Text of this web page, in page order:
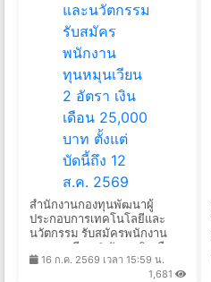
สำนักงานกองทุนพัฒนาผู้
ประกอบการเทคโนโลยีและ
นวัตกรรม รับสมัครพนักงาน
ทุนหมุนเวียน 2 อัตรา เงินเดือน
25,000 บาท ตั้งแต่บัดนี้ถึง 12
16 ก.ค. 2569 เวลา 15:59 น.
1,681